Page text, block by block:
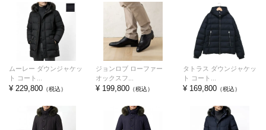
ムーレー ダウンジャケッ
ト コート...
¥ 229,800 （税込）
ジョンロブ ローファー
オックスフ...
¥ 199,800 （税込）
タトラス ダウンジャケッ
ト コート...
¥ 169,800（税込）